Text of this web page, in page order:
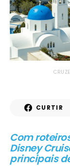
CURTIR
Com
Disney
principais